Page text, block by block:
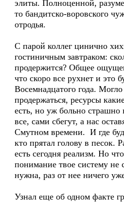
элиты. Полноценной,
то бандитско-воровского
отродья.
С парой коллег цинично
гостиничным завтраком:
продержится? Общее
что скоро все рухнет и это
Восемнадцатого года.
продержаться, ресурсы
есть, но уж больно страшно
все, сами сбегут, а нас
Смутном времени. И где
кто прятал голову в песок.
есть сегодня реализм. Но
понимание твое систему не
нужна, раз от нее ничего
Узнал еще об одном факте